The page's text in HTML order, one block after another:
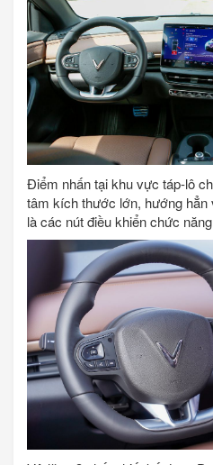
Điểm nhấn tại khu vực táp-lô
tâm kích thước lớn, hướng
là các nút điều khiển chức